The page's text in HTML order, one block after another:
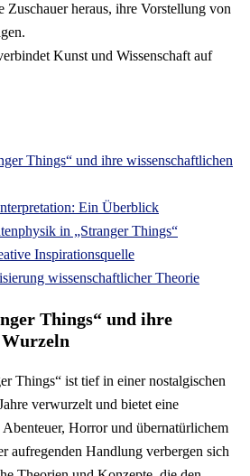
Zuschauer heraus, ihre Vorstellung von
Kunst und Wissenschaft auf
Things“ und ihre wissenschaftlichen
Ein Überblick
in „Stranger Things“
Inspirationsquelle
wissenschaftlicher Theorie
Things“ und ihre
Things“ ist tief in einer nostalgischen
verwurzelt und bietet eine
Horror und übernatürlichem
aufregenden Handlung verbergen sich